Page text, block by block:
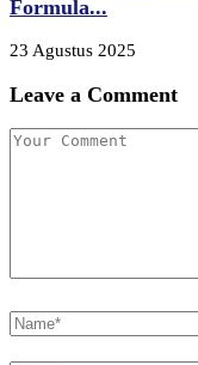
Formula...
23 Agustus 2025
Leave a Comment